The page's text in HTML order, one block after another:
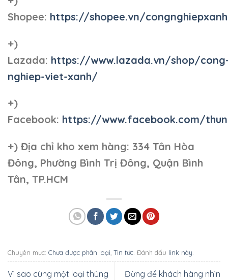
Shopee: https://shopee.vn/
+)
Lazada: https://www.lazada.vn/shop/
nghiep-viet-xanh/
+)
Facebook: https://www.facebook.com/
+) Địa chỉ kho xem hàng: 334 Tân Hòa
Đông, Phường Bình Trị Đông, Quận Bình
Tân, TP.HCM
Chuyên mục: Chưa được phân loại Tin tức . Đánh dấu link này
Vì sao cùng một loại thùng
Đừng để khách hàng nhìn